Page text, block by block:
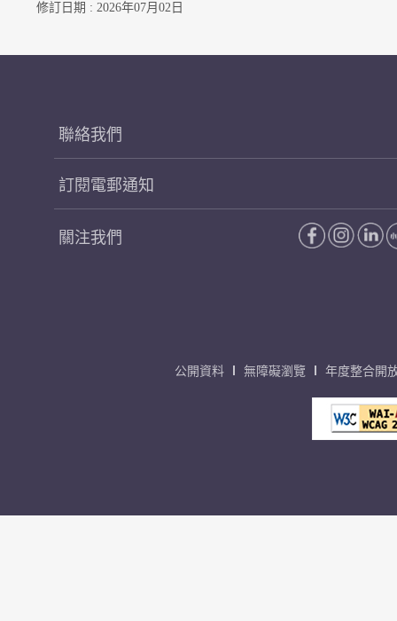
修訂日期 : 2026年07月02日
聯絡我們
訂閱電郵通知
關注我們
公開資料 無障礙瀏覽 年度整合開